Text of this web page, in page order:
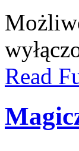
Read